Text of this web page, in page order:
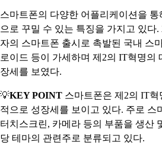
스마트폰의 다양한 어플리케이션을
으로 꾸밀 수 있는 특징을 가지고 있다.
자의 스마트폰 출시로 촉발된 국내 스
로이드 등이 가세하며 제2의 IT혁명의
장세를 보였다.
💡KEY POINT 스마트폰은 제2의 IT
적으로 성장세를 보이고 있다. 주로 스
터치스크린, 카메라 등의 부품을 생산
당 테마의 관련주로 분류되고 있다.